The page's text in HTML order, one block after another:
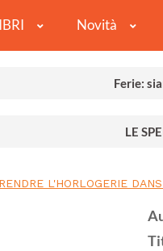
Novità
Ferie:
LE
L'HORLOGERIE